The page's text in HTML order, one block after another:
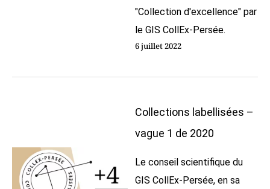
"Collection d'excellence" par
le GIS CollEx-Persée.
6 juillet 2022
Collections labellisées –
vague 1 de 2020
Le conseil scientifique du
GIS CollEx-Persée, en sa